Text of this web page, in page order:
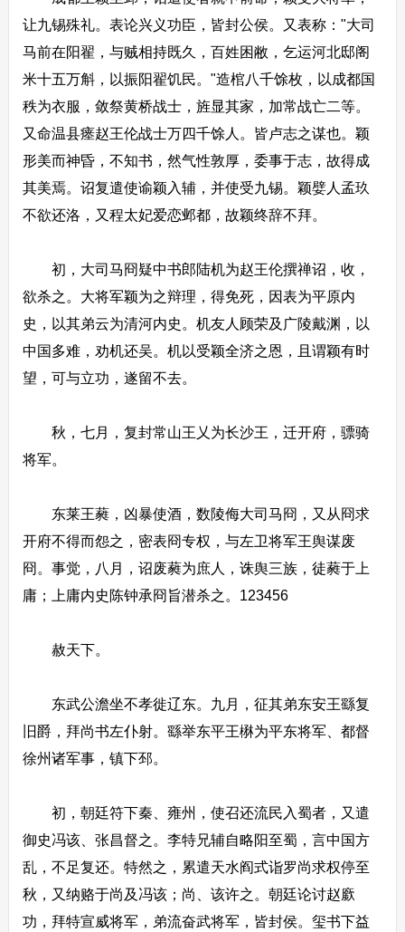
让九锡殊礼。表论兴义功臣，皆封公侯。又表称："大司
马前在阳翟，与贼相持既久，百姓困敝，乞运河北邸阁
米十五万斛，以振阳翟饥民。"造棺八千馀枚，以成都国
秩为衣服，敛祭黄桥战士，旌显其家，加常战亡二等。
又命温县瘗赵王伦战士万四千馀人。皆卢志之谋也。颖
形美而神昏，不知书，然气性敦厚，委事于志，故得成
其美焉。诏复遣使谕颖入辅，并使受九锡。颖嬖人孟玖
不欲还洛，又程太妃爱恋邺都，故颖终辞不拜。
初，大司马冏疑中书郎陆机为赵王伦撰禅诏，收，
欲杀之。大将军颖为之辩理，得免死，因表为平原内
史，以其弟云为清河内史。机友人顾荣及广陵戴渊，以
中国多难，劝机还吴。机以受颖全济之恩，且谓颖有时
望，可与立功，遂留不去。
秋，七月，复封常山王乂为长沙王，迁开府，骠骑
将军。
东莱王蕤，凶暴使酒，数陵侮大司马冏，又从冏求
开府不得而怨之，密表冏专权，与左卫将军王舆谋废
冏。事觉，八月，诏废蕤为庶人，诛舆三族，徒蕤于上
庸；上庸内史陈钟承冏旨潜杀之。123456
赦天下。
东武公澹坐不孝徙辽东。九月，征其弟东安王繇复
旧爵，拜尚书左仆射。繇举东平王楙为平东将军、都督
徐州诸军事，镇下邳。
初，朝廷符下秦、雍州，使召还流民入蜀者，又遣
御史冯该、张昌督之。李特兄辅自略阳至蜀，言中国方
乱，不足复还。特然之，累遣天水阎式诣罗尚求权停至
秋，又纳赂于尚及冯该；尚、该许之。朝廷论讨赵廞
功，拜特宣威将军，弟流奋武将军，皆封侯。玺书下益